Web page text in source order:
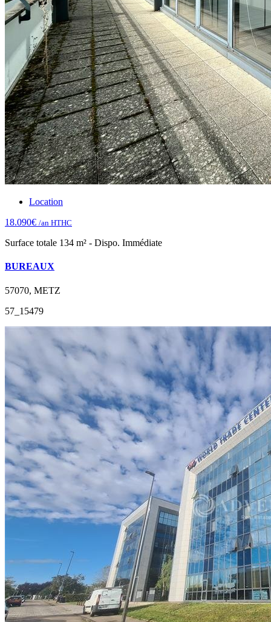
Location
18.090€ /an HTHC
Surface totale 134 m² - Dispo. Immédiate
BUREAUX
57070, METZ
57_15479